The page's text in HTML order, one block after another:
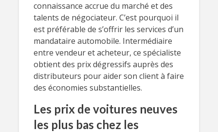
connaissance accrue du marché et des
talents de négociateur. C’est pourquoi il
est préférable de s’offrir les services d’un
mandataire automobile. Intermédiaire
entre vendeur et acheteur, ce spécialiste
obtient des prix dégressifs auprès des
distributeurs pour aider son client à faire
des économies substantielles.
Les prix de voitures neuves
les plus bas chez les